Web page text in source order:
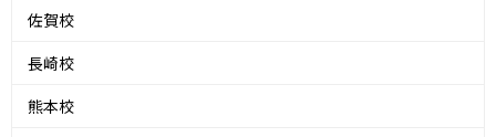
佐賀校
長崎校
熊本校